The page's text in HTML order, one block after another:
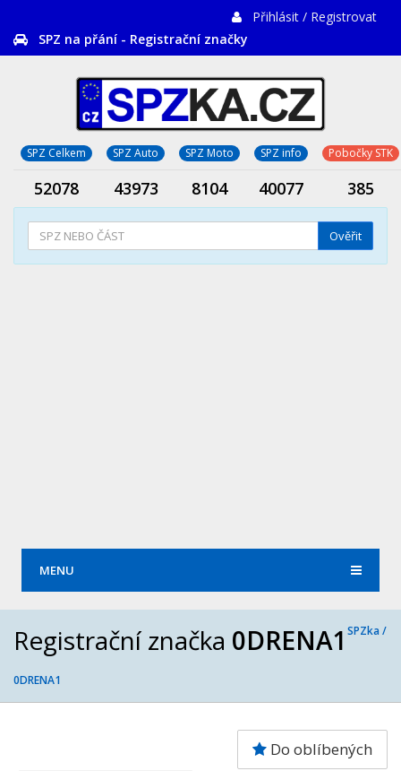
Přihlásit / Registrovat
SPZ na přání - Registrační značky
SPZ Celkem SPZ Auto SPZ Moto SPZ info Pobočky STK
52078 43973 8104 40077 385
Ověřit
MENU
Registrační značka 0DRENA1 SPZka /
0DRENA1
Do oblíbených